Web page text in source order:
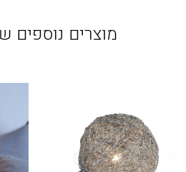
מוצרים נוספים